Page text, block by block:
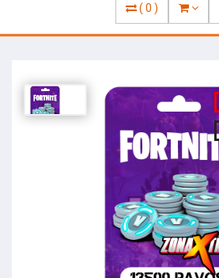
( 0 )